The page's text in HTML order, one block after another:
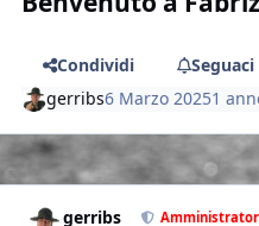
Condividi
Seguaci
gerribs6 Marzo 20251
gerribs